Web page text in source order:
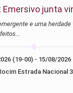
Emersivo junta
e uma herdade